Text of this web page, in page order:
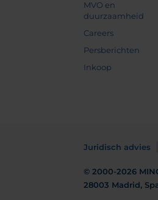
MVO en
duurzaamheid
Careers
Persberichten
Inkoop
Juridisch advies
© 2000-2026
28003 Madrid,